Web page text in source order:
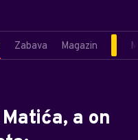
Zabava Magazin
a on